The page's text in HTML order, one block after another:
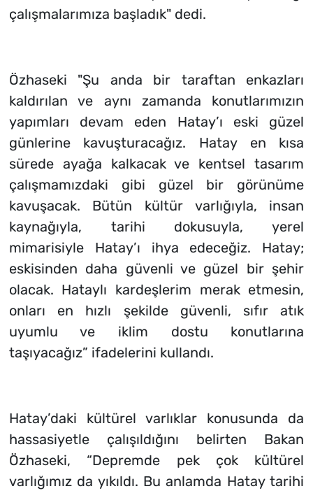
çalışmalarımıza başladık" dedi.
Özhaseki "Şu anda bir taraftan enkazları
kaldırılan ve aynı zamanda konutlarımızın
yapımları devam eden Hatay’ı eski güzel
günlerine kavuşturacağız. Hatay en kısa
sürede ayağa kalkacak ve kentsel tasarım
çalışmamızdaki gibi güzel bir görünüme
kavuşacak. Bütün kültür varlığıyla, insan
kaynağıyla, tarihi dokusuyla, yerel
mimarisiyle Hatay’ı ihya edeceğiz. Hatay;
eskisinden daha güvenli ve güzel bir şehir
olacak. Hataylı kardeşlerim merak etmesin,
onları en hızlı şekilde güvenli, sıfır atık
uyumlu ve iklim dostu konutlarına
taşıyacağız” ifadelerini kullandı.
Hatay’daki kültürel varlıklar konusunda da
hassasiyetle çalışıldığını belirten Bakan
Özhaseki, “Depremde pek çok kültürel
varlığımız da yıkıldı. Bu anlamda Hatay tarihi